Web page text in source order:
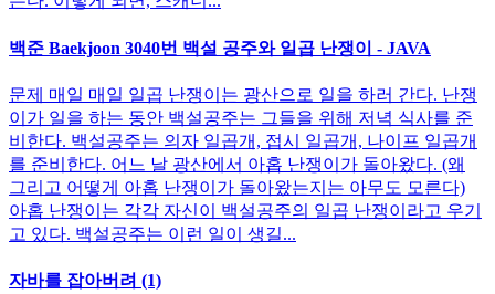
백준 Baekjoon 3040번 백설 공주와 일곱 난쟁이 - JAVA
문제 매일 매일 일곱 난쟁이는 광산으로 일을 하러 간다. 난쟁
이가 일을 하는 동안 백설공주는 그들을 위해 저녁 식사를 준
비한다. 백설공주는 의자 일곱개, 접시 일곱개, 나이프 일곱개
를 준비한다. 어느 날 광산에서 아홉 난쟁이가 돌아왔다. (왜
그리고 어떻게 아홉 난쟁이가 돌아왔는지는 아무도 모른다)
아홉 난쟁이는 각각 자신이 백설공주의 일곱 난쟁이라고 우기
고 있다. 백설공주는 이런 일이 생길...
자바를 잡아버려 (1)